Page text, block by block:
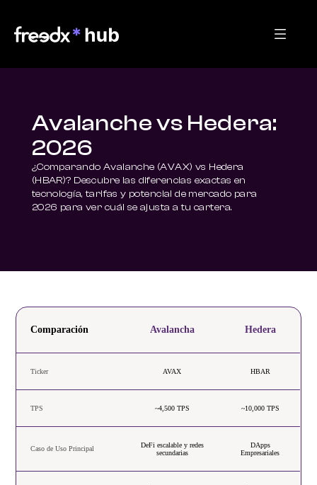
Avalanche vs Hedera:
2026
¿Comparando Avalanche (AVAX) vs Hedera
(HBAR)? Descubre las diferencias exactas en
tecnología, tarifas y potencial de mercado para
2026 para ver cuál se ajusta a tu cartera.
Comparación Avalancha Hedera
Ticker AVAX HBAR
TPS ~4,500 TPS ~10,000 TPS
Caso de Uso Principal
DeFi escalable y redes
secundarias
DApps
Empresariales